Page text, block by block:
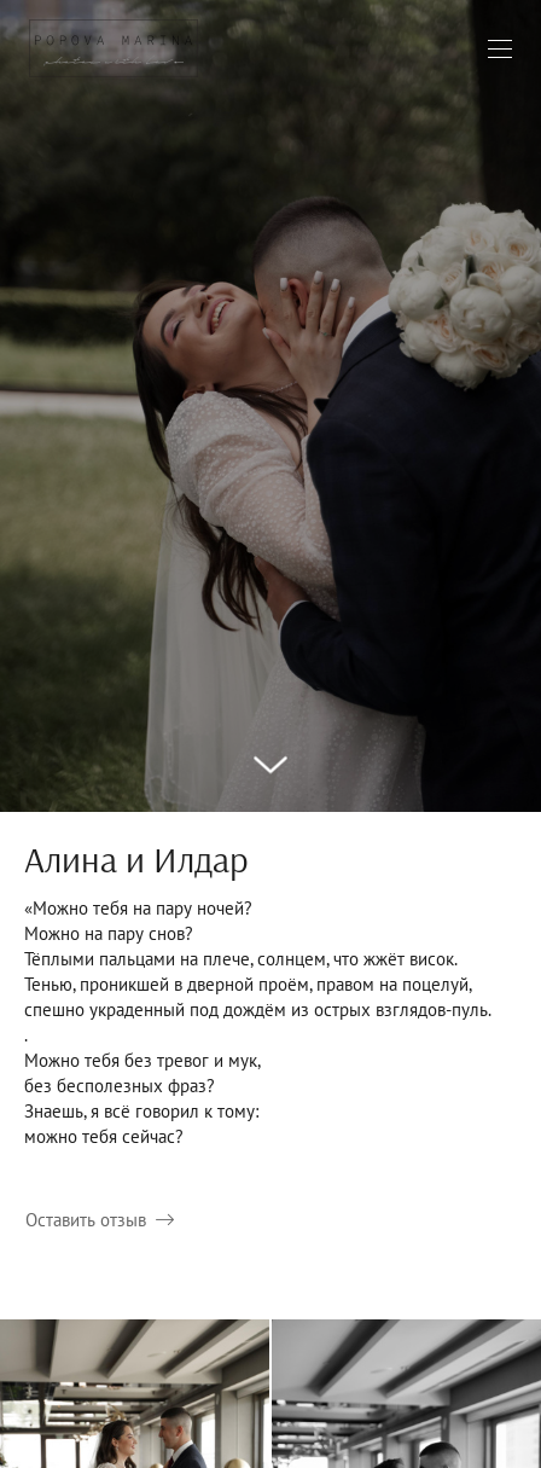
Алина и Илдар
«Можно тебя на пару ночей?
Можно на пару снов?
Тёплыми пальцами на плече, солнцем, что жжёт висок.
Тенью, проникшей в дверной проём, правом на поцелуй,
спешно украденный под дождём из острых взглядов-пуль.
.
Можно тебя без тревог и мук,
без бесполезных фраз?
Знаешь, я всё говорил к тому:
можно тебя сейчас?
Оставить отзыв